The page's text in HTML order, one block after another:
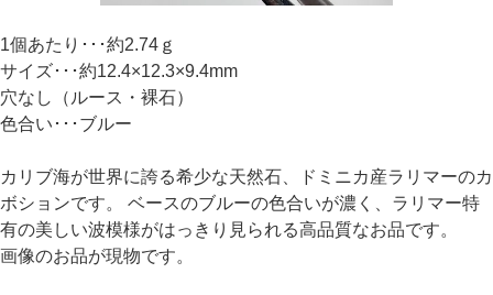
1個あたり･･･約2.74ｇ
サイズ･･･約12.4×12.3×9.4mm
穴なし（ルース・裸石）
色合い･･･ブルー
カリブ海が世界に誇る希少な天然石、ドミニカ産ラリマーのカ
ボションです。 ベースのブルーの色合いが濃く、ラリマー特
有の美しい波模様がはっきり見られる高品質なお品です。
画像のお品が現物です。